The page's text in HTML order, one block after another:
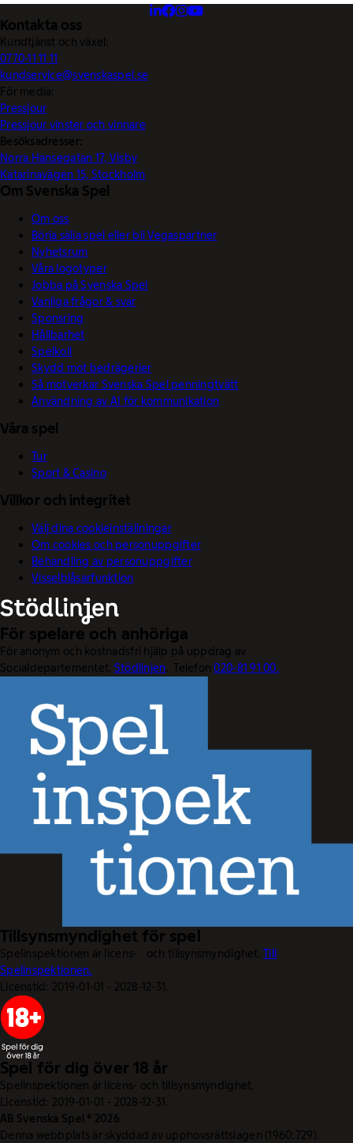
Kontakta oss
Kundtjänst och växel:
0770-11 11 11
kundservice@svenskaspel.se
För media:
Pressjour
Pressjour vinster och vinnare
Besöksadresser:
Norra Hansegatan 17, Visby
Katarinavägen 15, Stockholm
Om Svenska Spel
Om oss
Börja sälja spel eller bli Vegaspartner
Nyhetsrum
Våra logotyper
Jobba på Svenska Spel
Vanliga frågor & svar
Sponsring
Hållbarhet
Spelkoll
Skydd mot bedrägerier
Så motverkar Svenska Spel penningtvätt
Användning av AI för kommunikation
Våra spel
Tur
Sport & Casino
Villkor och integritet
Välj dina cookieinställningar
Om cookies och personuppgifter
Behandling av personuppgifter
Visselblåsarfunktion
För spelare och anhöriga
För anonym och kostnadsfri hjälp på uppdrag av
Socialdepartementet. Stödlinjen. Telefon020-81 91 00.
Tillsynsmyndighet för spel
Spelinspektionen är licens- och tillsynsmyndighet.Till
Spelinspektionen.
Licenstid: 2019-01-01 - 2028-12-31.
Spel för dig över 18 år
Spelinspektionen är licens- och tillsynsmyndighet.
Licenstid: 2019-01-01 - 2028-12-31.
AB Svenska Spel © 2026
Denna webbplats är skyddad av upphovsrättslagen (1960:729).